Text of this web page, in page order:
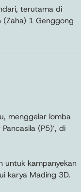
terutama di
(Zaha) 1 Genggong
menggelar lomba
(P5)’, di
untuk kampanyekan
karya Mading 3D.